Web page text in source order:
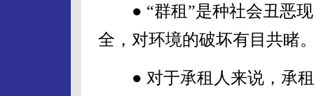
● “群租”是种社会丑恶现
全，对环境的破坏有目共睹
● 对于承租人来说，承租